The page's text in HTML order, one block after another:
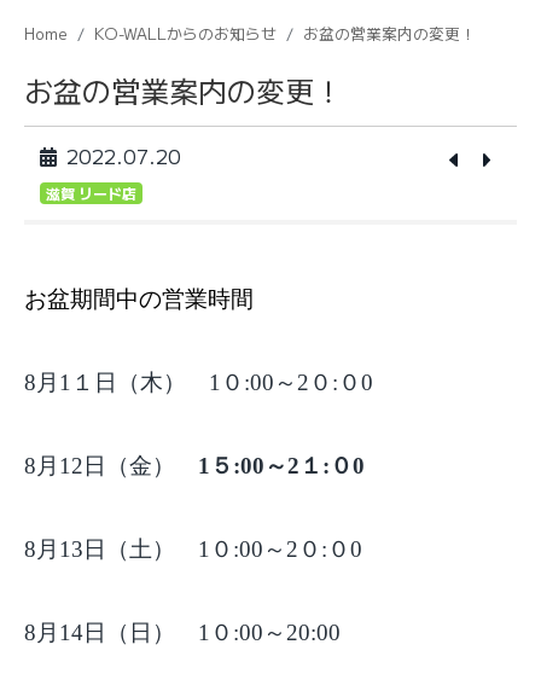
Home KO-WALLからのお知らせ お盆の営業案内の変更！
お盆の営業案内の変更！
2022.07.20
滋賀 リード店
お盆期間中の営業時間
8 月1１日（木） 1０:00～2０:０0
8 月12日（金） 1５:00～2１:０0
8 月13日（土） 1０:00～2０:０0
8 月14日（日） 1０:00～20:00